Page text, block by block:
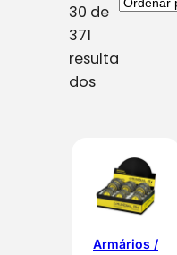
30 de
371
resulta
dosO
a
o
Armários /